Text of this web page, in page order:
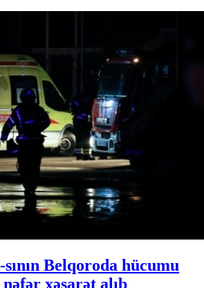
Belqoroda hücumu
xəsarət alıb